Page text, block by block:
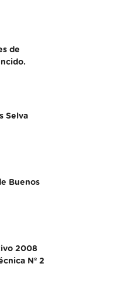
de
Selva
Buenos
2008
Nº 2